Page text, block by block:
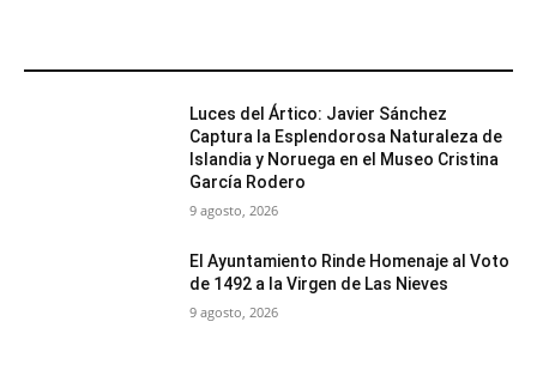
Luces del Ártico: Javier Sánchez
Captura la Esplendorosa Naturaleza de
Islandia y Noruega en el Museo Cristina
García Rodero
9 agosto, 2026
El Ayuntamiento Rinde Homenaje al Voto
de 1492 a la Virgen de Las Nieves
9 agosto, 2026